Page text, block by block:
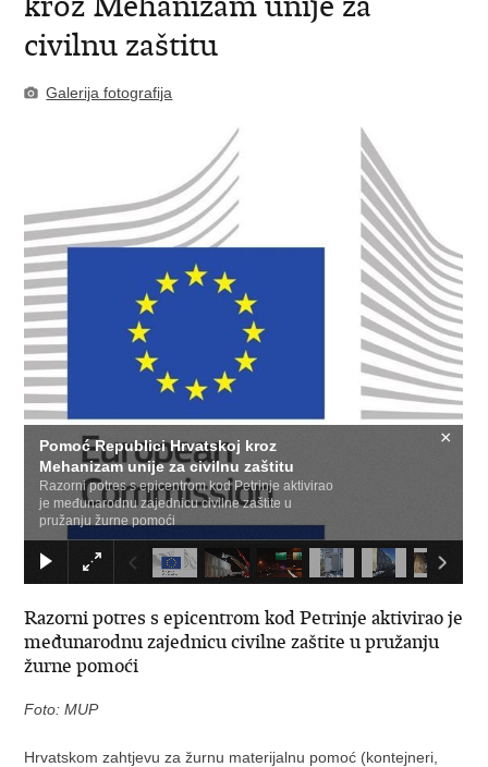
civilnu zaštitu
Galerija fotografija
Pomoć Republici Hrvatskoj kroz
Mehanizam unije za civilnu zaštitu
Razorni potres s epicentrom kod Petrinje aktivirao
je međunarodnu zajednicu civilne zaštite u
pružanju žurne pomoći
×
Razorni potres s epicentrom kod Petrinje aktivirao je
međunarodnu zajednicu civilne zaštite u pružanju
žurne pomoći
Foto: MUP
Hrvatskom zahtjevu za žurnu materijalnu pomoć (kontejneri,